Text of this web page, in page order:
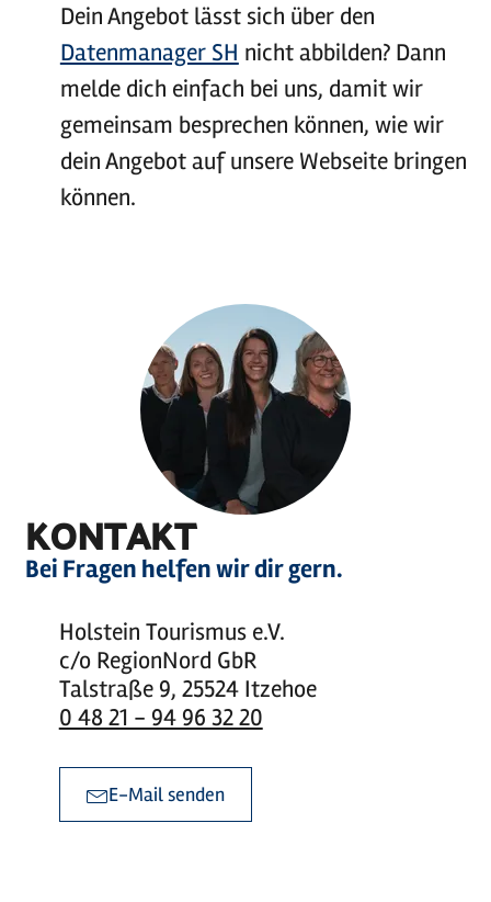
Dein Angebot lässt sich über den
Datenmanager SH nicht abbilden? Dann
melde dich einfach bei uns, damit wir
gemeinsam besprechen können, wie wir
dein Angebot auf unsere Webseite bringen
können.
KONTAKT
Bei Fragen helfen wir dir gern.
Holstein Tourismus e.V.
c/o RegionNord GbR
Talstraße 9, 25524 Itzehoe
0 48 21 - 94 96 32 20
E-Mail senden